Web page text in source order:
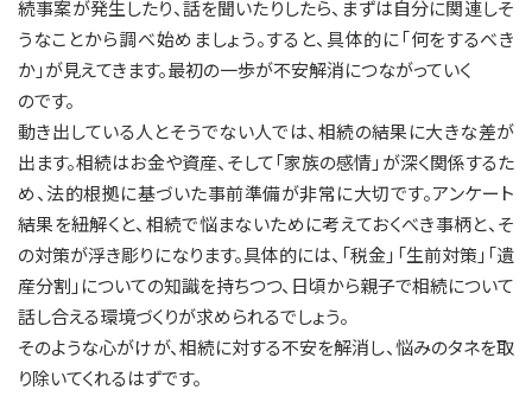
続事案が発生したり、話を聞いたりしたら、まずは自分に関連しそ
うなことから調べ始めましょう。すると、具体的に「何をするべき
か」が見えてきます。最初の一歩が不安解消につながっていく
のです。
動き出している人とそうでない人では、相続の結果に大きな差が
出ます。相続はお金や資産、そして「家族の感情」が深く関係するた
め、法的根拠に基づいた事前準備が非常に大切です。アンケート
結果を紐解くと、相続で悩まないために考えておくべき事柄と、そ
の対策が浮き彫りになります。具体的には、「税金」「生前対策」「遺
産分割」についての知識を持ちつつ、日頃から親子で相続について
話し合える環境づくりが求められるでしょう。
そのような心がけが、相続に対する不安を解消し、悩みのタネを取
り除いてくれるはずです。